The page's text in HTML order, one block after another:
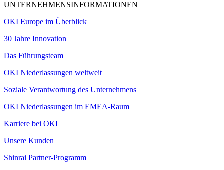
UNTERNEHMENSINFORMATIONEN
OKI Europe im Überblick
30 Jahre Innovation
Das Führungsteam
OKI Niederlassungen weltweit
Soziale Verantwortung des Unternehmens
OKI Niederlassungen im EMEA-Raum
Karriere bei OKI
Unsere Kunden
Shinrai Partner-Programm